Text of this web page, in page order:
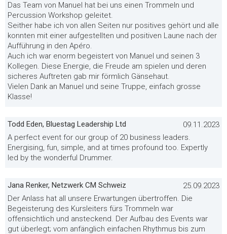
Das Team von Manuel hat bei uns einen Trommeln und
Percussion Workshop geleitet.
Seither habe ich von allen Seiten nur positives gehört und alle
konnten mit einer aufgestellten und positiven Laune nach der
Aufführung in den Apéro.
Auch ich war enorm begeistert von Manuel und seinen 3
Kollegen. Diese Energie, die Freude am spielen und deren
sicheres Auftreten gab mir förmlich Gänsehaut.
Vielen Dank an Manuel und seine Truppe, einfach grosse
Klasse!
Todd Eden, Bluestag Leadership Ltd
09.11.2023
A perfect event for our group of 20 business leaders.
Energising, fun, simple, and at times profound too. Expertly
led by the wonderful Drummer.
Jana Renker, Netzwerk CM Schweiz
25.09.2023
Der Anlass hat all unsere Erwartungen übertroffen. Die
Begeisterung des Kursleiters fürs Trommeln war
offensichtlich und ansteckend. Der Aufbau des Events war
gut überlegt; vom anfänglich einfachen Rhythmus bis zum